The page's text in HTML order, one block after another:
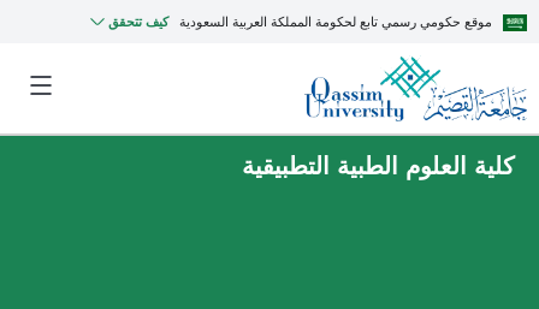
موقع حكومي رسمي تابع لحكومة المملكة العربية السعودية كيف تتحقق
كلية العلوم الطبية التطبيقية